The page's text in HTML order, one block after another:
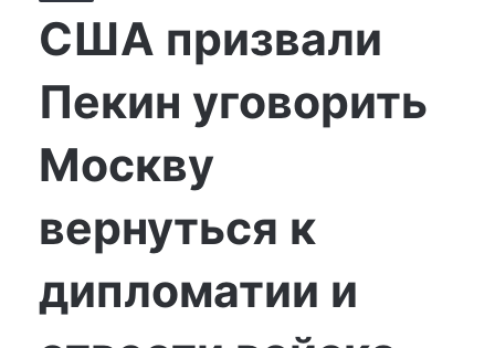
США призвали
Пекин уговорить
Москву
вернуться к
дипломатии и